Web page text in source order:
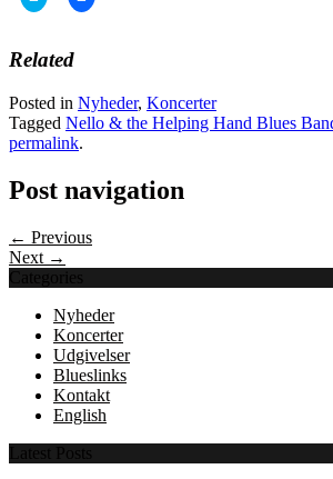
to
Twitter
(Opens
new
window)
to
new
window)
Related
Posted in Nyheder, Koncerter
Tagged Nello & the Helping Hand Blues
permalink.
Post navigation
← Previous
Next →
Categories
Nyheder
Koncerter
Udgivelser
Blueslinks
Kontakt
English
Latest Posts